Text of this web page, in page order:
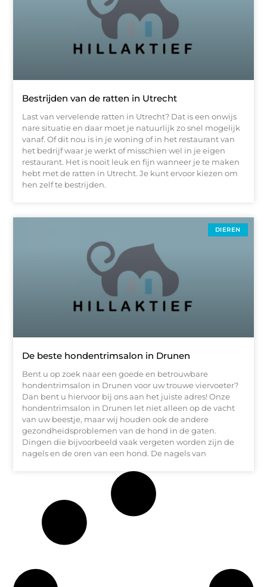
Bestrijden van de ratten in Utrecht
Last van vervelende ratten in Utrecht? Dat is een onwijs
nare situatie en daar moet je natuurlijk zo snel mogelijk
vanaf. Of dit nou is in je woning of in het restaurant van
het bedrijf waar je werkt of misschien wel in je eigen
restaurant. Het is nooit leuk en fijn wanneer je te maken
hebt met de ratten in Utrecht. Je kunt ervoor kiezen om
hen zelf te bestrijden.
DIEREN
De beste hondentrimsalon in Drunen
Bent u op zoek naar een goede en betrouwbare
hondentrimsalon in Drunen voor uw trouwe viervoeter?
Dan bent u hiervoor bij ons aan het juiste adres! Onze
hondentrimsalon in Drunen let niet alleen op de vacht
van uw beestje, maar wij houden ook de andere
gezondheidsproblemen van de hond in de gaten.
Dingen die bijvoorbeeld vaak vergeten worden zijn de
nagels en de oren van een hond. De nagels van